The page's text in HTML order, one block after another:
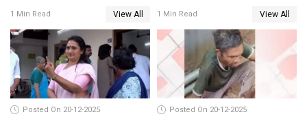
1 Min Read View All 1 Min Read View All
Posted On 20-12-2025 Posted On 20-12-2025